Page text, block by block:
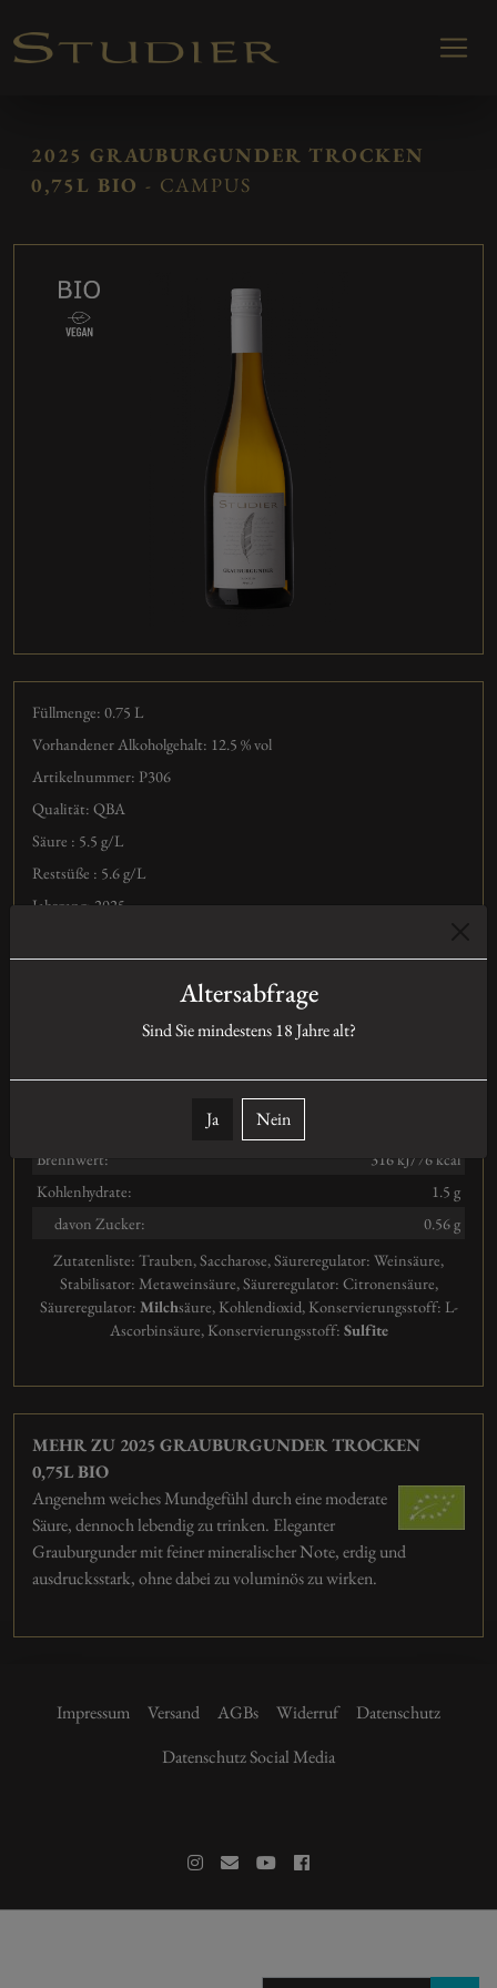
Altersabfrage
Sind Sie mindestens18Jahre alt?
Ja Nein
2025 GRAUBURGUNDER TROCKEN
0,75L BIO- CAMPUS
Füllmenge: 0.75 L
Vorhandener Alkoholgehalt: 12.5 % vol
Artikelnummer: P306
Qualität: QBA
Säure : 5.5 g/L
Restsüße : 5.6 g/L
Jahrgang: 2025
Abfüller: : R. Studier, Am Hohen Weg 2, DE-67158, Ellerstadt
100ml enthalten durchschnittlich:
Brennwert:
316 kJ/76 kcal
Kohlenhydrate:
1.5 g
davon Zucker:
0.56 g
Zutatenliste: Trauben, Saccharose, Säureregulator: Weinsäure,
Stabilisator: Metaweinsäure, Säureregulator: Citronensäure,
Säureregulator: Milchsäure, Kohlendioxid, Konservierungsstoff: L-
Ascorbinsäure, Konservierungsstoff: Sulfite
MEHR ZU 2025 GRAUBURGUNDER TROCKEN
0,75L BIO
Angenehm weiches Mundgefühl durch eine moderate
Säure, dennoch lebendig zu trinken. Eleganter
Grauburgunder mit feiner mineralischer Note, erdig und
ausdrucksstark, ohne dabei zu voluminös zu wirken.
Impressum Versand AGBs Widerruf
Datenschutz
Datenschutz Social Media